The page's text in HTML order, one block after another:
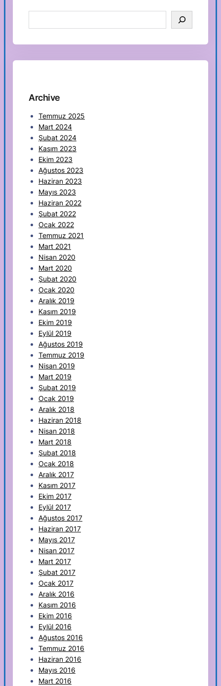
e
c
Archive
Temmuz 2025
Mart 2024
Şubat 2024
Kasım 2023
Ekim 2023
Ağustos 2023
Haziran 2023
Mayıs 2023
Haziran 2022
Şubat 2022
Ocak 2022
Temmuz 2021
Mart 2021
Nisan 2020
Mart 2020
Şubat 2020
Ocak 2020
Aralık 2019
Kasım 2019
Ekim 2019
Eylül 2019
Ağustos 2019
Temmuz 2019
Nisan 2019
Mart 2019
Şubat 2019
Ocak 2019
Aralık 2018
Haziran 2018
Nisan 2018
Mart 2018
Şubat 2018
Ocak 2018
Aralık 2017
Kasım 2017
Ekim 2017
Eylül 2017
Ağustos 2017
Haziran 2017
Mayıs 2017
Nisan 2017
Mart 2017
Şubat 2017
Ocak 2017
Aralık 2016
Kasım 2016
Ekim 2016
Eylül 2016
Ağustos 2016
Temmuz 2016
Haziran 2016
Mayıs 2016
Mart 2016